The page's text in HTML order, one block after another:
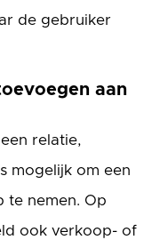
de gebruiker
aan
relatie,
mogelijk om een
te nemen. Op
ook verkoop- of